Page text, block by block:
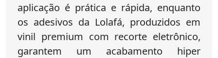
aplicação é prática e rápida, enquanto
os adesivos da Lolafá, produzidos em
vinil premium com recorte eletrônico,
garantem um acabamento hiper